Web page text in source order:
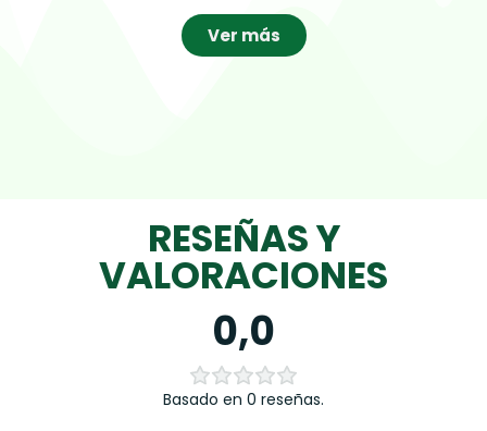
Ver más
RESEÑAS Y
VALORACIONES
0,0
Basado en 0 reseñas.